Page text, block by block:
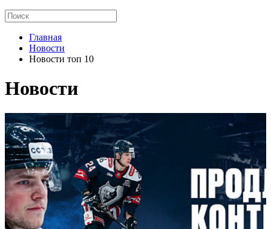
Главная
Новости
Новости топ 10
Новости